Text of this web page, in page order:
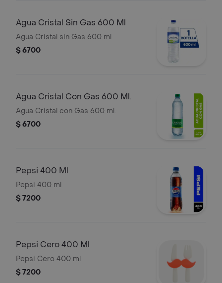
Agua Cristal Sin Gas 600 Ml
Agua Cristal sin Gas 600 ml
$ 6700
Agua Cristal Con Gas 600 Ml.
Agua Cristal con Gas 600 ml.
$ 6700
Pepsi 400 Ml
Pepsi 400 ml
$ 7200
Pepsi Cero 400 Ml
Pepsi Cero 400 ml
$ 7200